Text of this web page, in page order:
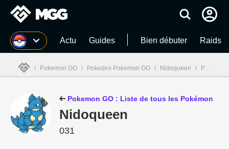
MGG Actu Guides Bien débuter Raids
MGG
/ Pokemon GO / Pokedex Pokemon GO / Nidoqueen / Pokedex Pokemon GO : Nidoqueen - Comment l'obtenir ?
Pokemon GO : Liste de tous les Pokémon
Nidoqueen
031